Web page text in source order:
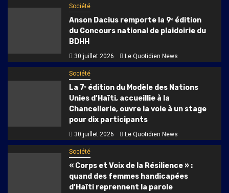
Société
Anson Dacius remporte la 9ᵉ édition
du Concours national de plaidoirie du
BDHH
30 juillet 2026 Le Quotidien News
Société
La 7ᵉ édition du Modèle des Nations
Unies d’Haïti, accueillie à la
Chancellerie, ouvre la voie à un stage
pour dix participants
30 juillet 2026 Le Quotidien News
Société
« Corps et Voix de la Résilience » :
quand des femmes handicapées
d’Haïti reprennent la parole